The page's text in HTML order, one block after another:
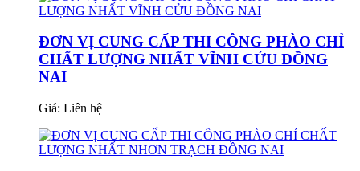
ĐƠN VỊ CUNG CẤP THI CÔNG PHÀO CHỈ
CHẤT LƯỢNG NHẤT VĨNH CỬU ĐỒNG
NAI
Giá: Liên hệ